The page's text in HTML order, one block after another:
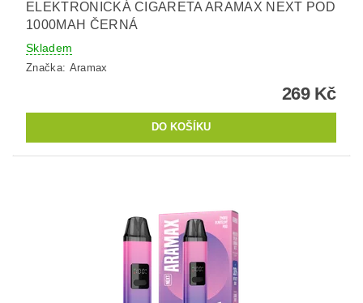
ELEKTRONICKÁ CIGARETA ARAMAX NEXT POD
1000MAH ČERNÁ
Skladem
Značka: Aramax
269 Kč